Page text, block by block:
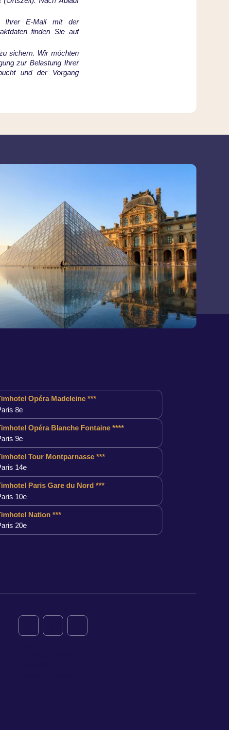
Ihrer E-Mail mit der
finden Sie auf
sichern. Wir möchten
zur Belastung Ihrer
und der Vorgang
Opéra Madeleine ***
8e
Opéra Blanche Fontaine ****
9e
Tour Montparnasse ***
14e
Paris Gare du Nord ***
10e
Nation ***
20e